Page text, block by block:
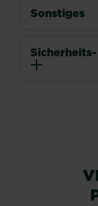
Sonstiges